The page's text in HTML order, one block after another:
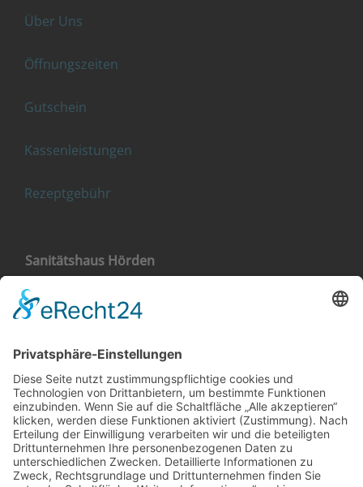
Über Uns
Öffnungszeiten
Gutschein
Kassenleistungen
Rezeptgebühr
Sanitätshaus Hörden
76571 Gaggenau-Hörden
Sanitätshaus Gaggenau
Klehestraße 5
76571 Gaggenau
+49 (0) 7225 987 79 30